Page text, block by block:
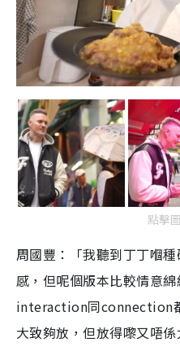
點擊
周國豐：「我聽到丁丁嗰
感，但呢個版本比較情意
interaction同connection
大致夠放，但放得嚟又唔